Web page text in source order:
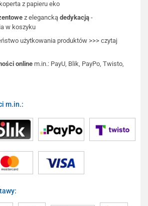
z papieru eko
z eleganckądedykacją -
w koszyku
użytkowania produktów >>> czytaj
online m.in.: PayU, Blik, PayPo, Twisto,
m.in.: